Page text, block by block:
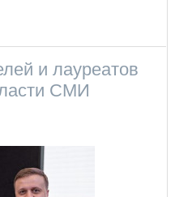
и лауреатов
СМИ